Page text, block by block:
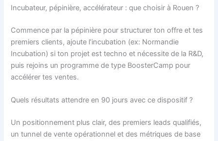
Incubateur, pépinière, accélérateur : que choisir à Rouen ?
Commence par la pépinière pour structurer ton offre et tes
premiers clients, ajoute l’incubation (ex: Normandie
Incubation) si ton projet est techno et nécessite de la R&D,
puis rejoins un programme de type BoosterCamp pour
accélérer tes ventes.
Quels résultats attendre en 90 jours avec ce dispositif ?
Un positionnement plus clair, des premiers leads qualifiés,
un tunnel de vente opérationnel et des métriques de base